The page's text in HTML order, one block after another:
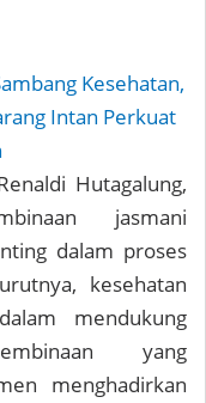
Kesehatan,
Intan Perkuat
Hutagalung,
jasmani
dalam proses
kesehatan
mendukung
yang
menghadirkan